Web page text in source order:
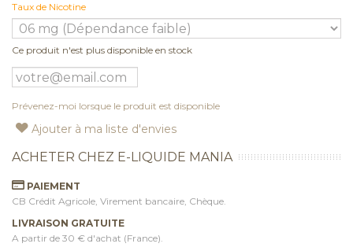
Taux de Nicotine
Ce produit n'est plus disponible en stock
Prévenez-moi lorsque le produit est disponible
Ajouter à ma liste d'envies
ACHETER CHEZ E-LIQUIDE MANIA
PAIEMENT
CB Crédit Agricole, Virement bancaire, Chèque.
LIVRAISON GRATUITE
A partir de 30 € d'achat (France).